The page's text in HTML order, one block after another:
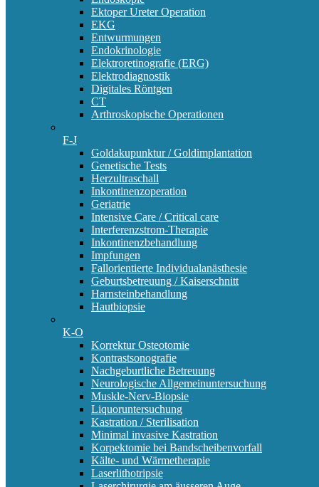
Ektoper Ureter Operation
EKG
Entwurmungen
Endokrinologie
Elektroretinografie (ERG)
Elektrodiagnostik
Digitales Röntgen
CT
Arthroskopische Operationen
F-J
Goldakupunktur / Goldimplantation
Genetische Tests
Herzultraschall
Inkontinenzoperation
Geriatrie
Intensive Care / Critical care
Interferenzstrom-Therapie
Inkontinenzbehandlung
Impfungen
Fallorientierte Individualanästhesie
Geburtsbetreuung / Kaiserschnitt
Harnsteinbehandlung
Hautbiopsie
K-O
Korrektur Osteotomie
Kontrastsonografie
Nachgeburtliche Betreuung
Neurologische Allgemeinuntersuchung
Muskle-Nerv-Biopsie
Liquoruntersuchung
Kastration / Sterilisation
Minimal invasive Kastration
Korpektomie bei Bandscheibenvorfall
Kälte- und Wärmetherapie
Laserlithotripsie